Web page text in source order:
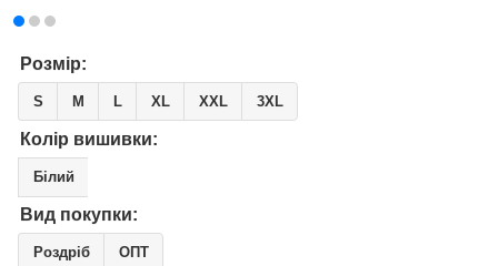
Розмір:
S M L XL XXL 3XL
Колір вишивки:
Білий
Вид покупки:
Роздріб ОПТ